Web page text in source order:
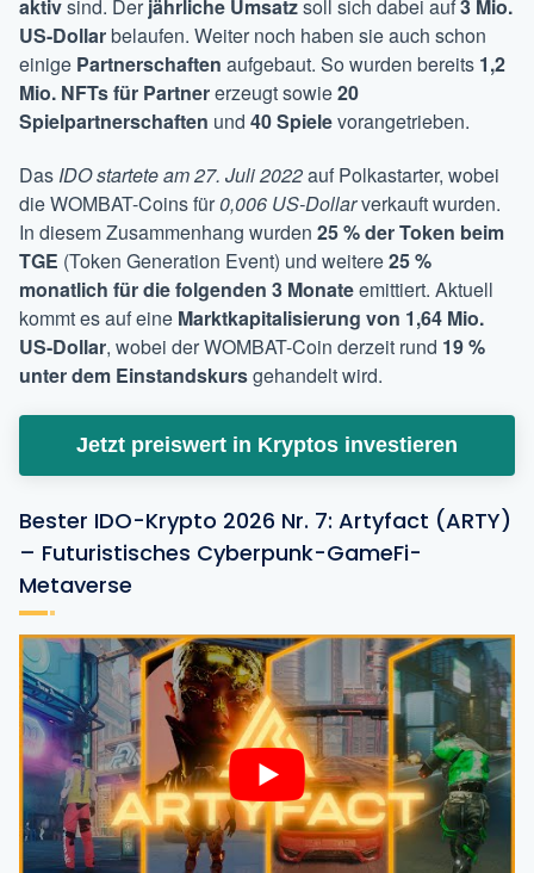
aktivsind. Derjährliche Umsatzsoll sich dabei auf3 Mio.
US-Dollarbelaufen. Weiter noch haben sie auch schon
einige Partnerschaften aufgebaut. So wurden bereits 1,2
Mio. NFTs für Partnererzeugt sowie20
Spielpartnerschaften und 40 Spielevorangetrieben.
Das IDO startete am 27. Juli 2022auf Polkastarter, wobei
die WOMBAT-Coins für0,006 US-Dollarverkauft wurden.
In diesem Zusammenhang wurden 25 % der Token beim
TGE (Token Generation Event) und weitere25 %
monatlich für die folgenden 3 Monateemittiert. Aktuell
kommt es auf eine Marktkapitalisierung von 1,64 Mio.
US-Dollar, wobei der WOMBAT-Coin derzeit rund 19 %
unter dem Einstandskursgehandelt wird.
Jetzt preiswert in Kryptos investieren
Bester IDO-Krypto 2026 Nr. 7: Artyfact (ARTY)
– Futuristisches Cyberpunk-GameFi-
Metaverse